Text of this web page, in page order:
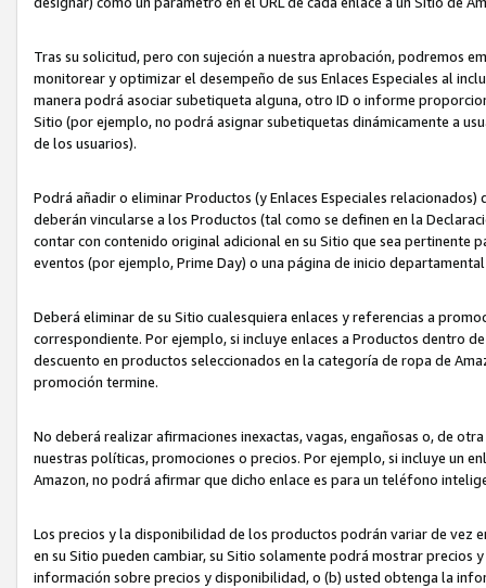
Tras su solicitud, pero con sujeción a nuestra aprobación, podremos
monitorear y optimizar el desempeño de sus Enlaces Especiales al
manera podrá asociar subetiqueta alguna, otro ID o informe
Sitio (por ejemplo, no podrá asignar subetiquetas dinámicamente a
de los usuarios).
Podrá añadir o eliminar Productos (y Enlaces Especiales
deberán vincularse a los Productos (tal como se definen en la
contar con contenido original adicional en su Sitio que sea pertinente
eventos (por ejemplo, Prime Day) o una página de inicio
Deberá eliminar de su Sitio cualesquiera enlaces y referencias a
correspondiente. Por ejemplo, si incluye enlaces a Productos dentro
descuento en productos seleccionados en la categoría de ropa de
promoción termine.
No deberá realizar afirmaciones inexactas, vagas, engañosas o, de
nuestras políticas, promociones o precios. Por ejemplo, si incluye un
Amazon, no podrá afirmar que dicho enlace es para un teléfono
Los precios y la disponibilidad de los productos podrán variar de vez
en su Sitio pueden cambiar, su Sitio solamente podrá mostrar
información sobre precios y disponibilidad, o (b) usted obtenga la